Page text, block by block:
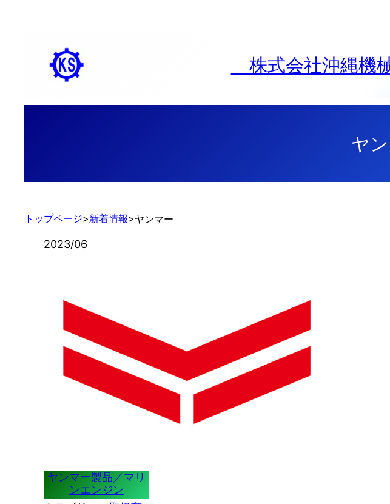
株式会社沖縄機
ヤ
トップページ>新着情報>ヤンマー
2023/06
ヤンマー製品／マリ
ンエンジン